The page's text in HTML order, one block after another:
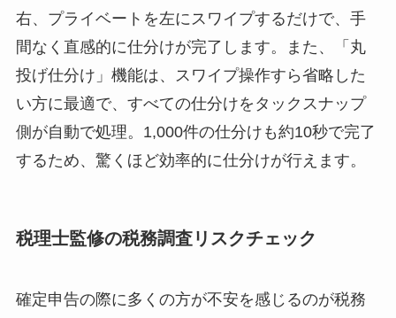
右、プライベートを左にスワイプするだけで、手
間なく直感的に仕分けが完了します。また、「丸
投げ仕分け」機能は、スワイプ操作すら省略した
い方に最適で、すべての仕分けをタックスナップ
側が自動で処理。1,000件の仕分けも約10秒で完了
するため、驚くほど効率的に仕分けが行えます。
税理士監修の税務調査リスクチェック
確定申告の際に多くの方が不安を感じるのが税務